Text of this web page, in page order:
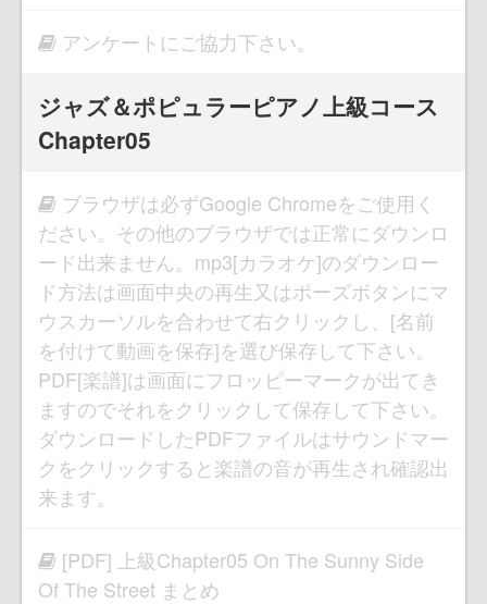
アンケートにご協力下さい。
ジャズ＆ポピュラーピアノ上級コース
Chapter05
ブラウザは必ずGoogle Chromeをご使用く
ださい。その他のブラウザでは正常にダウンロ
ード出来ません。mp3[カラオケ]のダウンロー
ド方法は画面中央の再生又はポーズボタンにマ
ウスカーソルを合わせて右クリックし、[名前
を付けて動画を保存]を選び保存して下さい。
PDF[楽譜]は画面にフロッピーマークが出てき
ますのでそれをクリックして保存して下さい。
ダウンロードしたPDFファイルはサウンドマー
クをクリックすると楽譜の音が再生され確認出
来ます。
[PDF] 上級Chapter05 On The Sunny Side
Of The Street まとめ